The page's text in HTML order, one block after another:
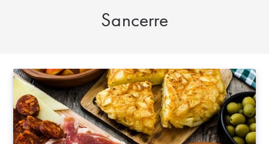
Sancerre